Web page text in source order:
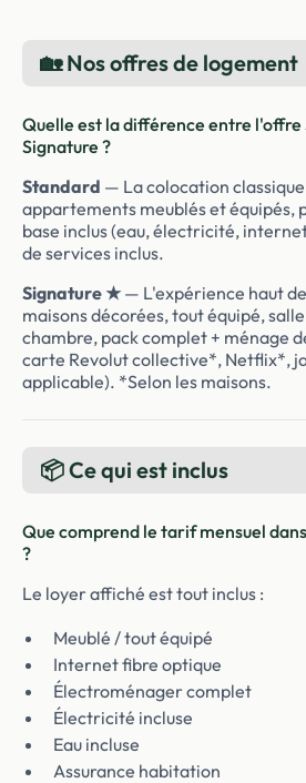
🏡 Nos offres de logement
Quelle est la différence entre
Signature ?
Standard — La colocation
appartements meublés et équipés,
base inclus (eau, électricité,
de services inclus.
Signature ★— L'expérience haut
maisons décorées, tout équipé,
chambre, pack complet + ménage
carte Revolut collective*, Netflix*,
applicable). *Selon les maisons.
📦 Ce qui est inclus
Que comprend le tarif mensuel
?
Le loyer affiché est tout inclus :
Meublé / tout équipé
Internet fibre optique
Électroménager complet
Électricité incluse
Eau incluse
Assurance habitation